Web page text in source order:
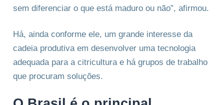
sem diferenciar o que está maduro ou não”, afirmou.
Há, ainda conforme ele, um grande interesse da
cadeia produtiva em desenvolver uma tecnologia
adequada para a citricultura e há grupos de trabalho
que procuram soluções.